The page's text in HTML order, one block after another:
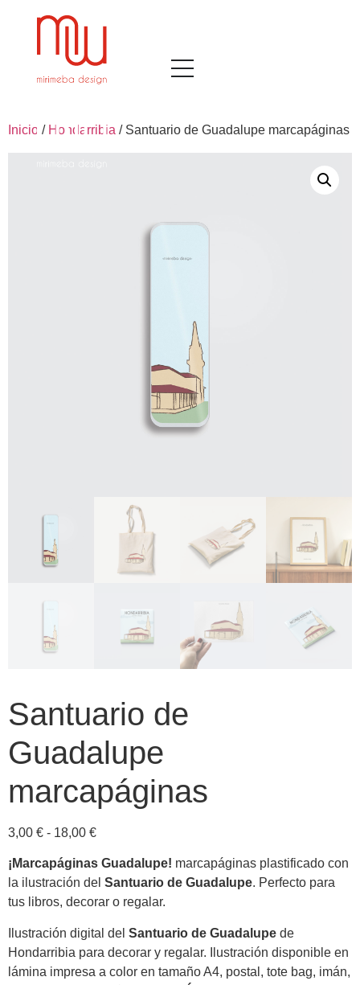
Inicio / Hondarribia / Santuario de Guadalupe marcapáginas
Santuario de
Guadalupe
marcapáginas
3,00 € - 18,00 €
¡Marcapáginas Guadalupe! marcapáginas plastificado con
la ilustración del Santuario de Guadalupe. Perfecto para
tus libros, decorar o regalar.
Ilustración digital del Santuario de Guadalupe de
Hondarribia para decorar y regalar. Ilustración disponible en
lámina impresa a color en tamaño A4, postal, tote bag, imán,